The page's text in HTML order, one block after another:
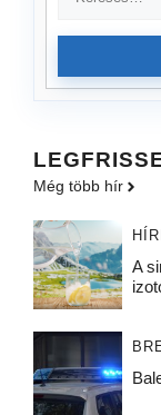
Még több hír
A